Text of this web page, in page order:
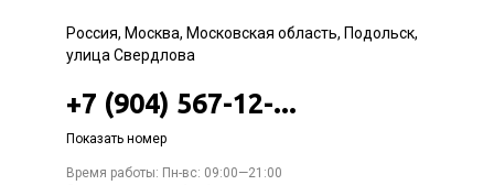
Россия, Москва, Московская область, Подольск,
улица Свердлова
+7 (904) 567-12-...
Показать номер
Время работы: Пн-вс: 09:00—21:00